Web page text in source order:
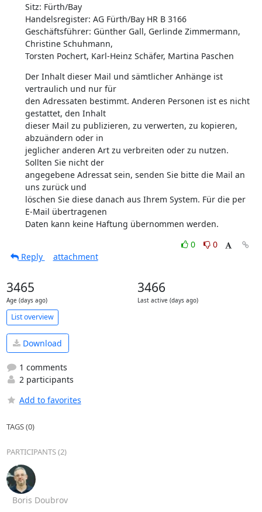
Sitz: Fürth/Bay
Handelsregister: AG Fürth/Bay HR B 3166
Geschäftsführer: Günther Gall, Gerlinde Zimmermann,
Christine Schuhmann,
Torsten Pochert, Karl-Heinz Schäfer, Martina Paschen
Der Inhalt dieser Mail und sämtlicher Anhänge ist
vertraulich und nur für
den Adressaten bestimmt. Anderen Personen ist es nicht
gestattet, den Inhalt
dieser Mail zu publizieren, zu verwerten, zu kopieren,
abzuändern oder in
jeglicher anderen Art zu verbreiten oder zu nutzen.
Sollten Sie nicht der
angegebene Adressat sein, senden Sie bitte die Mail an
uns zurück und
löschen Sie diese danach aus Ihrem System. Für die per
E-Mail übertragenen
Daten kann keine Haftung übernommen werden.
0
0
Reply
attachment
3465
Age (days ago)
3466
Last active (days ago)
List overview
Download
1 comments
2 participants
Add to favorites
TAGS (0)
PARTICIPANTS (2)
Boris Doubrov